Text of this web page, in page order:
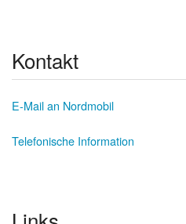
Kontakt
E-Mail an Nordmobil
Telefonische Information